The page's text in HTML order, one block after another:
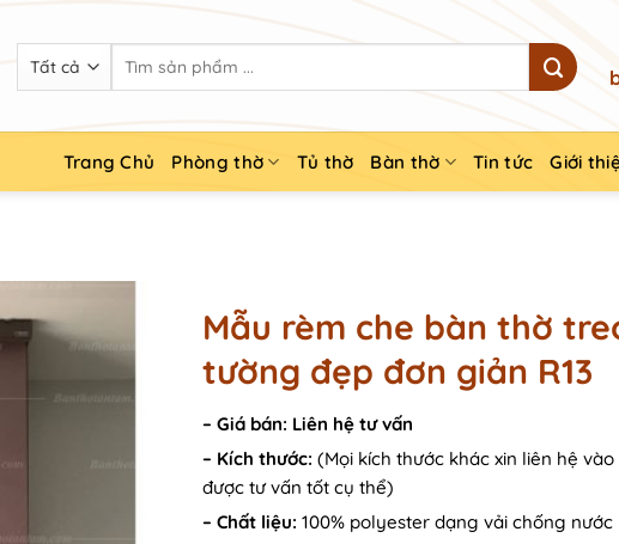
for:
Trang Chủ Phòng thờ Tủ thờ Bàn thờ Tin tức Giới
Mẫu rèm che bàn thờ
tường đẹp đơn giản R13
– Giá bán: Liên hệ tư vấn
– Kích thước: (Mọi kích thước khác xin liên hệ
được tư vấn tốt cụ thể)
– Chất liệu: 100% polyester dạng vải chống nước